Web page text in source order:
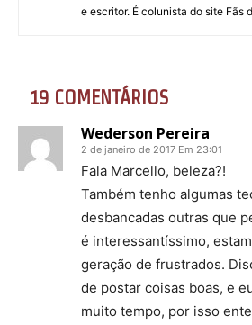
e escritor. É colunista do site Fãs
19 COMENTÁRIOS
Wederson Pereira
2 de janeiro de 2017 Em 23:01
Fala Marcello, beleza?!
Também tenho algumas
desbancadas outras que
é interessantíssimo,
geração de frustrados.
de postar coisas boas, e
muito tempo, por isso